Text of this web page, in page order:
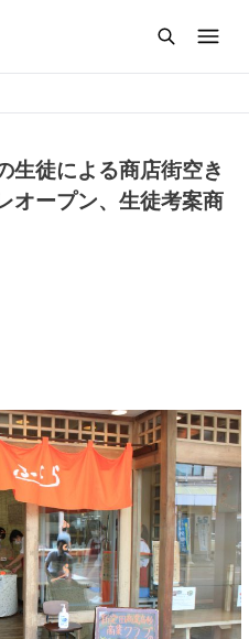
生徒による商店街空き
オープン、生徒考案商